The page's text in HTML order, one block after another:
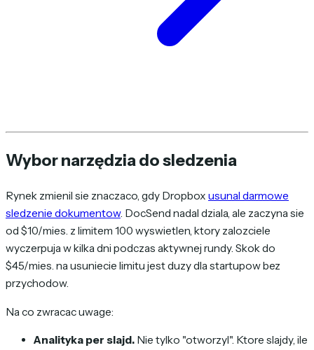
Wybor narzędzia do sledzenia
Rynek zmienil sie znaczaco, gdy Dropbox usunal darmowe
sledzenie dokumentow. DocSend nadal dziala, ale zaczyna sie
od $10/mies. z limitem 100 wyswietlen, ktory zalozciele
wyczerpuja w kilka dni podczas aktywnej rundy. Skok do
$45/mies. na usuniecie limitu jest duzy dla startupow bez
przychodow.
Na co zwracac uwage:
Analityka per slajd. Nie tylko "otworzyl". Ktore slajdy, ile